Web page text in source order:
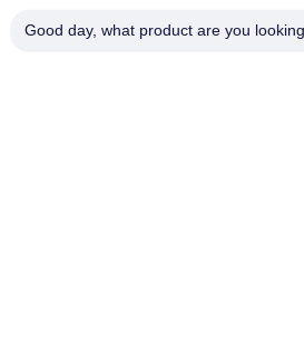
Good day, what product are you